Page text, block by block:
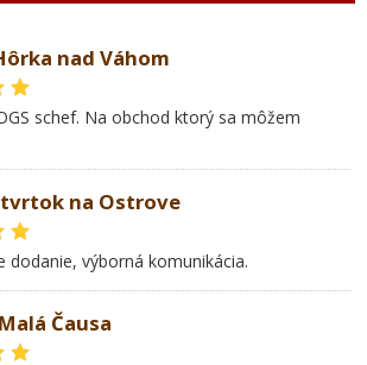
nad Váhom
na Ostrove
dodanie, výborná komunikácia.
Čausa